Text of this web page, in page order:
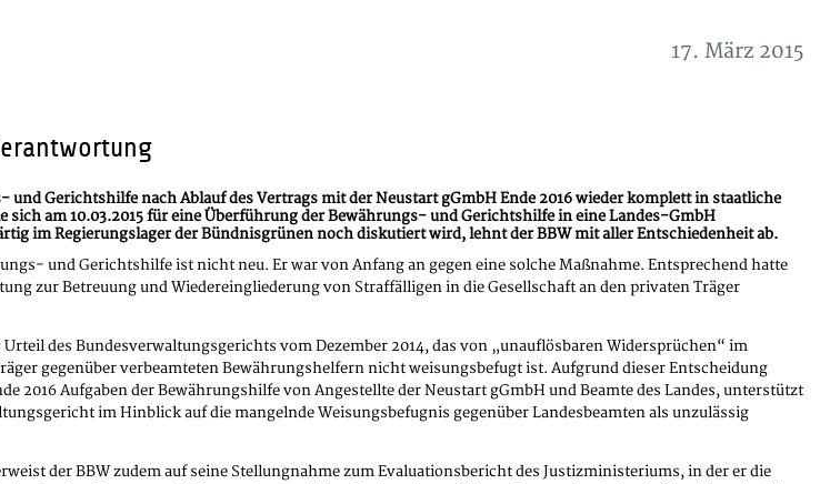
17. März 2015
Gerichtshilfe nach Ablauf des Vertrags mit der Neustart gGmbH Ende 2016 wieder komplett in staatliche
am 10.03.2015 für eine Überführung der Bewährungs- und Gerichtshilfe in eine Landes-GmbH
im Regierungslager der Bündnisgrünen noch diskutiert wird, lehnt der BBW mit aller Entschiedenheit ab.
und Gerichtshilfe ist nicht neu. Er war von Anfang an gegen eine solche Maßnahme. Entsprechend hatte
zur Betreuung und Wiedereingliederung von Straffälligen in die Gesellschaft an den privaten Träger
des Bundesverwaltungsgerichts vom Dezember 2014, das von „unauflösbaren Widersprüchen“ im
gegenüber verbeamteten Bewährungshelfern nicht weisungsbefugt ist. Aufgrund dieser Entscheidung
2016 Aufgaben der Bewährungshilfe von Angestellte der Neustart gGmbH und Beamte des Landes, unterstützt
im Hinblick auf die mangelnde Weisungsbefugnis gegenüber Landesbeamten als unzulässig
der BBW zudem auf seine Stellungnahme zum Evaluationsbericht des Justizministeriums, in der er die